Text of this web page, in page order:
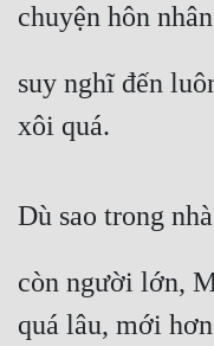
chuyện hôn
suy nghĩ đến
xôi quá.
Dù sao trong
còn người lớn,
quá lâu, mới